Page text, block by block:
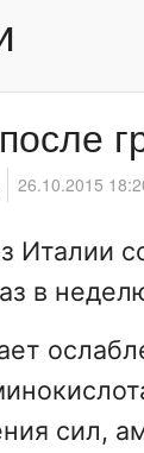
26.10.2015
Италии
в
сил,